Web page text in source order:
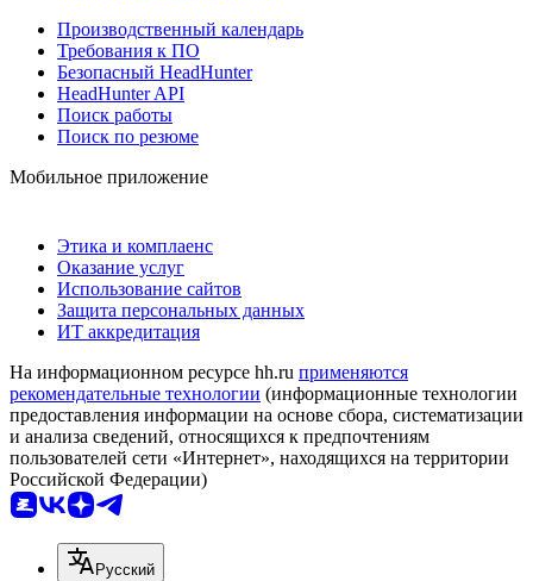
Производственный календарь
Требования к ПО
Безопасный HeadHunter
HeadHunter API
Поиск работы
Поиск по резюме
Мобильное приложение
Этика и комплаенс
Оказание услуг
Использование сайтов
Защита персональных данных
ИТ аккредитация
На информационном ресурсе hh.ru применяются
рекомендательные технологии (информационные технологии
предоставления информации на основе сбора, систематизации
и анализа сведений, относящихся к предпочтениям
пользователей сети «Интернет», находящихся на территории
Российской Федерации)
Русский